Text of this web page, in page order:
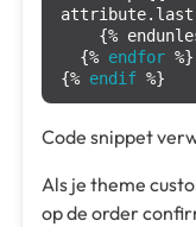
attribute.last
  {%
endfor %}
{% endif %}
Code snippet
Als je theme
op de order